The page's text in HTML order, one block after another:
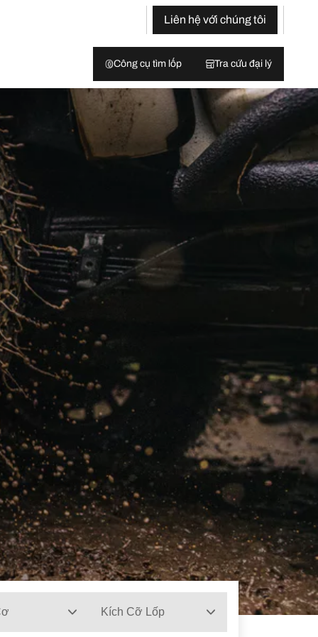
Liên hệ với chúng tôi
Công cụ tìm lốp Tra cứu đại lý
Kích Cỡ Lốp